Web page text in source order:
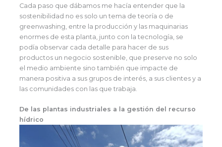
Cada paso que dábamos me hacía entender que la
sostenibilidad no es solo un tema de teoría o de
greenwashing, entre la producción y las maquinarias
enormes de esta planta, junto con la tecnología, se
podía observar cada detalle para hacer de sus
productos un negocio sostenible, que preserve no solo
el medio ambiente sino también que impacte de
manera positiva a sus grupos de interés, a sus clientes y a
las comunidades con las que trabaja.
De las plantas industriales a la gestión del recurso
hídrico